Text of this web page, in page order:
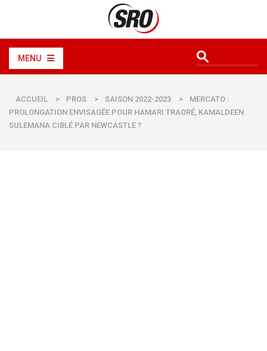
MENU
ACCUEIL > PROS > SAISON 2022-2023 >
MERCATO :
PROLONGATION ENVISAGÉE POUR HAMARI TRAORÉ, KAMALDEEN
SULEMANA CIBLÉ PAR NEWCASTLE ?